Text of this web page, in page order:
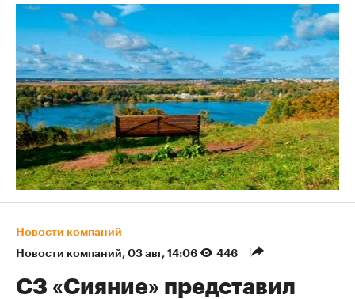
Новости компаний
Новости компаний⁠, 03 авг, 14:06 446
СЗ «Сияние» представил